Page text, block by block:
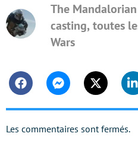
The
casting, toutes
Wars
FacebookMessengerTwitter
Les commentaires sont fermés.